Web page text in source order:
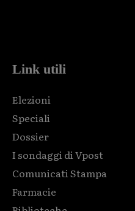
Link utili
Elezioni
Speciali
Dossier
I sondaggi di Vpost
Comunicati Stampa
Farmacie